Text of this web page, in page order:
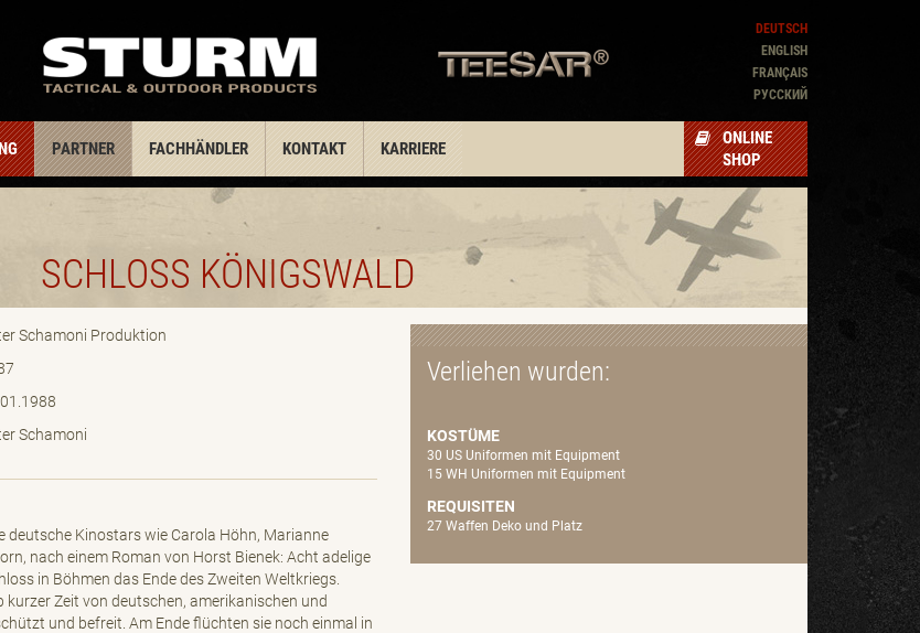
DEUTSCH
ENGLISH
FRANÇAIS
PУССКИЙ
ONLINE
SHOP
PARTNER FACHHÄNDLER KONTAKT KARRIERE
SCHLOSS KÖNIGSWALD
Schamoni Produktion
Schamoni
deutsche Kinostars wie Carola Höhn, Marianne
nach einem Roman von Horst Bienek: Acht adelige
in Böhmen das Ende des Zweiten Weltkriegs.
Zeit von deutschen, amerikanischen und
und befreit. Am Ende flüchten sie noch einmal in
Verliehen wurden:
KOSTÜME
30 US Uniformen mit Equipment
15 WH Uniformen mit Equipment
REQUISITEN
27 Waffen Deko und Platz